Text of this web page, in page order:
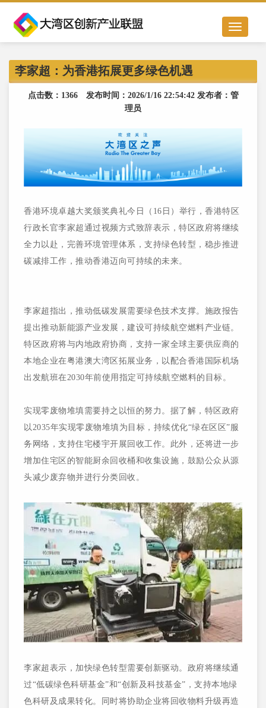
Toggle
navigation
李家超：为香港拓展更多绿色机遇
点击数：1366 发布时间：2026/1/16 22:54:42 发布者：管
理员
香港环境卓越大奖颁奖典礼今日（16日）举行，香港特区
行政长官李家超通过视频方式致辞表示，特区政府将继续
全力以赴，完善环境管理体系，支持绿色转型，稳步推进
碳减排工作，推动香港迈向可持续的未来。
李家超指出，推动低碳发展需要绿色技术支撑。施政报告
提出推动新能源产业发展，建设可持续航空燃料产业链。
特区政府将与内地政府协商，支持一家全球主要供应商的
本地企业在粤港澳大湾区拓展业务，以配合香港国际机场
出发航班在2030年前使用指定可持续航空燃料的目标。
实现零废物堆填需要持之以恒的努力。据了解，特区政府
以2035年实现零废物堆填为目标，持续优化“绿在区区”服
务网络，支持住宅楼宇开展回收工作。此外，还将进一步
增加住宅区的智能厨余回收桶和收集设施，鼓励公众从源
头减少废弃物并进行分类回收。
李家超表示，加快绿色转型需要创新驱动。政府将继续通
过“低碳绿色科研基金”和“创新及科技基金”，支持本地绿
色科研及成果转化。同时将协助企业将回收物料升级再造